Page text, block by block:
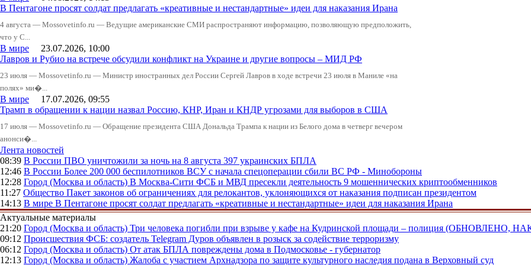
В Пентагоне просят солдат предлагать «креативные и нестандартные» идеи для наказания Ирана
4 августа — Mossovetinfo.ru — Ведущие американские СМИ распространяют информацию, позволяющую предположить,
что у С...
В мире 23.07.2026, 10:00
Лавров и Рубио на встрече обсудили конфликт на Украине и другие вопросы – МИД РФ
23 июля — Mossovetinfo.ru — Министр иностранных дел России Сергей Лавров в ходе встречи 23 июля в Маниле «на
полях» ми�...
В мире 17.07.2026, 09:55
Трамп в обращении к нации назвал Россию, КНР, Иран и КНДР угрозами для выборов в США
17 июля — Mossovetinfo.ru — Обращение президента США Дональда Трампа к нации из Белого дома в четверг вечером
анонси�...
Лента новостей
08:39 В России ПВО уничтожили за ночь на 8 августа 397 украинских БПЛА
12:46 В России Более 200 000 беспилотников ВСУ с начала спецоперации сбили ВС РФ - Минобороны
12:28 Город (Москва и область) В Москва-Сити ФСБ и МВД пресекли деятельность 9 мошеннических криптообменников
11:27 Общество Пакет законов об ограничениях для релокантов, уклоняющихся от наказания подписан президентом
14:13 В мире В Пентагоне просят солдат предлагать «креативные и нестандартные» идеи для наказания Ирана
Актуальные материалы
21:20 Город (Москва и область) Три человека погибли при взрыве у кафе на Кудринской площади – полиция (ОБНОВЛЕНО,
09:12 Происшествия ФСБ: создатель Telegram Дуров объявлен в розыск за содействие терроризму
06:12 Город (Москва и область) От атак БПЛА повреждены дома в Подмосковье - губернатор
12:13 Город (Москва и область) Жалоба с участием Архнадзора по защите культурного наследия подана в Верховный суд